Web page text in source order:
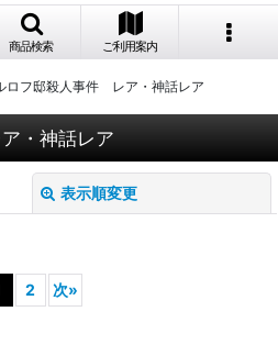
商品検索 ご利用案内
ロフ邸殺人事件 レア・神話レア
・神話レア
表示順変更
2 次»